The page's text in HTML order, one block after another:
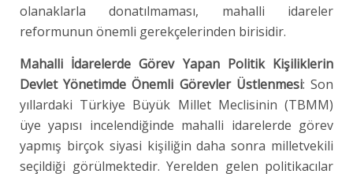
olanaklarla donatılmaması, mahalli idareler
reformunun önemli gerekçelerinden birisidir.
Mahalli İdarelerde Görev Yapan Politik Kişiliklerin
Devlet Yönetimde Önemli Görevler Üstlenmesi: Son
yıllardaki Türkiye Büyük Millet Meclisinin (TBMM)
üye yapısı incelendiğinde mahalli idarelerde görev
yapmış birçok siyasi kişiliğin daha sonra milletvekili
seçildiği görülmektedir. Yerelden gelen politikacılar